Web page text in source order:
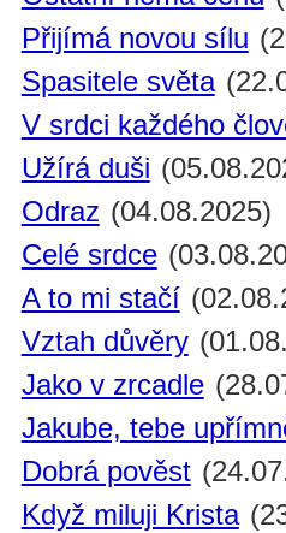
Přijímá novou sílu
Spasitele světa
V srdci každého
Užírá duši
Odraz (04.08.2025)
Celé srdce
A to mi stačí
Vztah důvěry
Jako v zrcadle
Jakube, tebe
Dobrá pověst
Když miluji Krista